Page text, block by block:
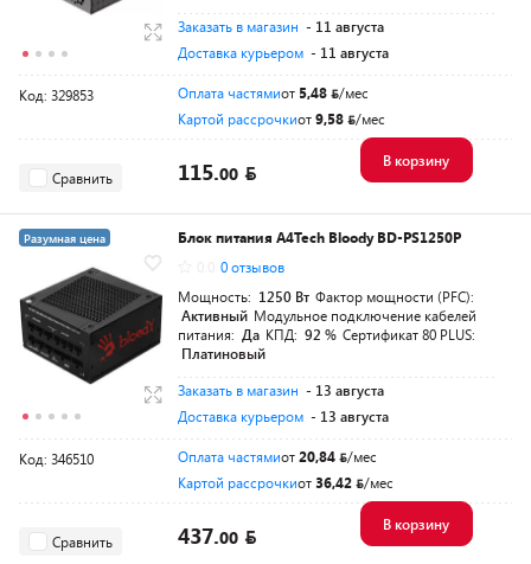
Заказать в магазин - 11 августа
Доставка курьером - 11 августа
Код: 329853 Оплата частямиот 5,48
/мес
Картой рассрочкиот9,58 /мес
Сравнить 115.00
В корзину
Разумная цена
Блок питания A4Tech Bloody BD-PS1250P
0 отзывов
Мощность: 1250 Вт Фактор мощности (PFC):
Активный Модульное подключение кабелей
питания: Да КПД: 92 % Сертификат 80 PLUS:
Платиновый
Заказать в магазин - 13 августа
Доставка курьером - 13 августа
Код: 346510 Оплата частямиот20,84
/мес
Картой рассрочкиот36,42 /мес
Сравнить 437.00
В корзину